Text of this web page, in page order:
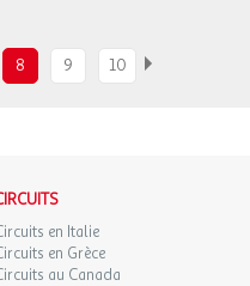
8 9 10
en Italie
en Grèce
au Canada